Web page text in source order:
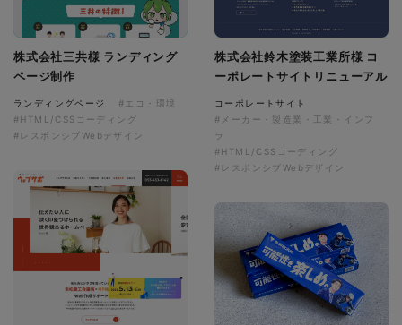
株式会社三共様 ランディング
ページ制作
ランディングページ
#エコ・環境
#HTML/CSSコーディング
#レスポンシブWebデザイン
株式会社鈴木塗装工業所様 コ
ーポレートサイトリニューアル
コーポレートサイト
#メーカー・製造業・工業・インフ
ラ
#HTML/CSSコーディング
#レスポンシブWebデザイン